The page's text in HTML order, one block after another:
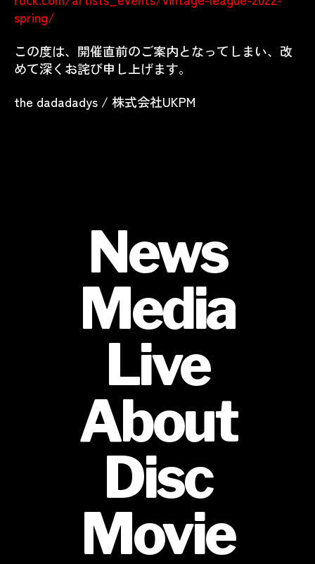
spring/
この度は、開催直前のご案内となってしまい、改
めて深くお詫び申し上げます。
the dadadadys / 株式会社UKPM
News
Media
Live
About
Disc
Movie